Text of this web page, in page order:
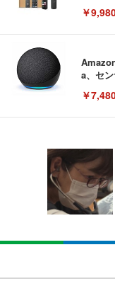
￥
a、セ
￥
い 跳ね
キング
ン樹脂
(黒網+
￥5,699
SIHOO
ュチ
￥
EIZO
イト
￥
EIZO
回使い
￥3,373
x2袋
￥